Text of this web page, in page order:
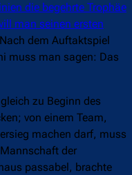
die begehrte Trophäe
man seinen ersten
dem Auftaktspiel
muss man sagen: Das
zu Beginn des
von einem Team,
machen darf, muss
der
passabel, brachte